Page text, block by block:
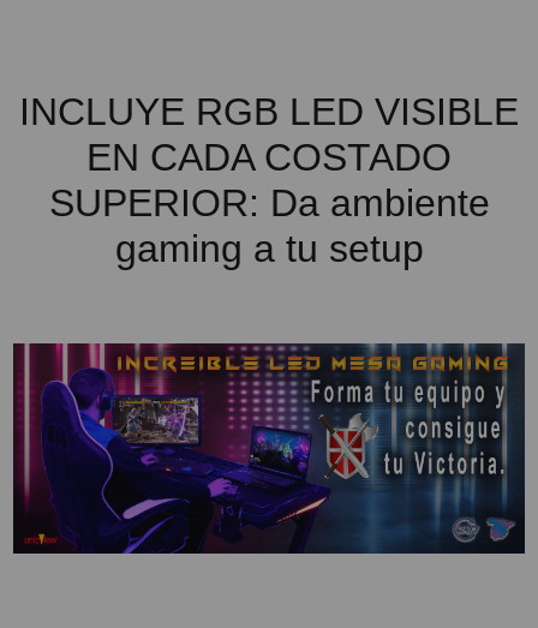
INCLUYE RGB LED VISIBLE
EN CADA COSTADO
SUPERIOR: Da ambiente
gaming a tu setup